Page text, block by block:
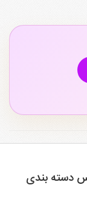
دسته بندی